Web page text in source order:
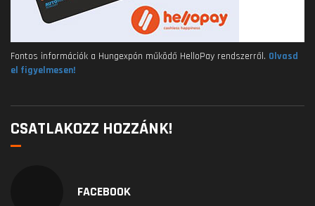
Fontos információk a Hungexpón működő HelloPay rendszerről. Olvasd
el figyelmesen!
CSATLAKOZZ HOZZÁNK!
FACEBOOK